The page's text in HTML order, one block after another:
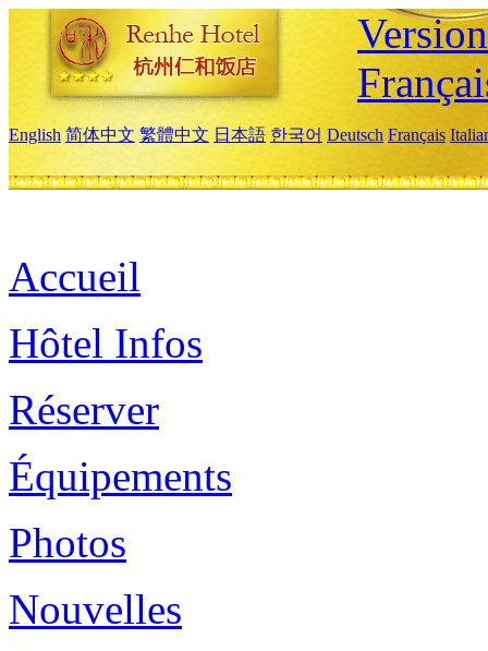
English 简体中文 繁體中文 日本語 한국어 Deutsch Français
Accueil
Hôtel Infos
Réserver
Équipements
Photos
Nouvelles